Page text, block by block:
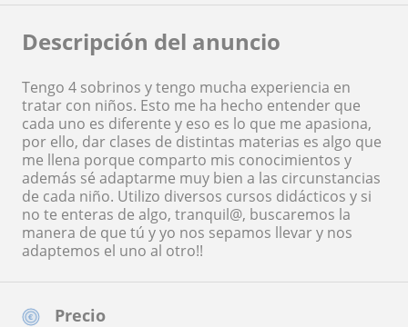
Precio
Descripción del anuncio
Tengo 4 sobrinos y tengo mucha experiencia en
tratar con niños. Esto me ha hecho entender que
cada uno es diferente y eso es lo que me apasiona,
por ello, dar clases de distintas materias es algo que
me llena porque comparto mis conocimientos y
además sé adaptarme muy bien a las circunstancias
de cada niño. Utilizo diversos cursos didácticos y si
no te enteras de algo, tranquil@, buscaremos la
manera de que tú y yo nos sepamos llevar y nos
adaptemos el uno al otro!!